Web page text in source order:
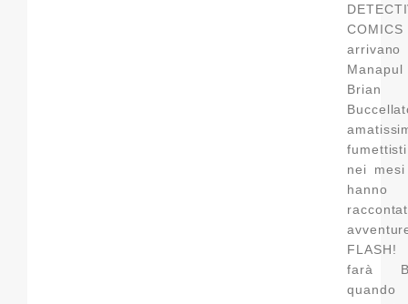
COMICS
Brian
nei
hanno
farà
quando